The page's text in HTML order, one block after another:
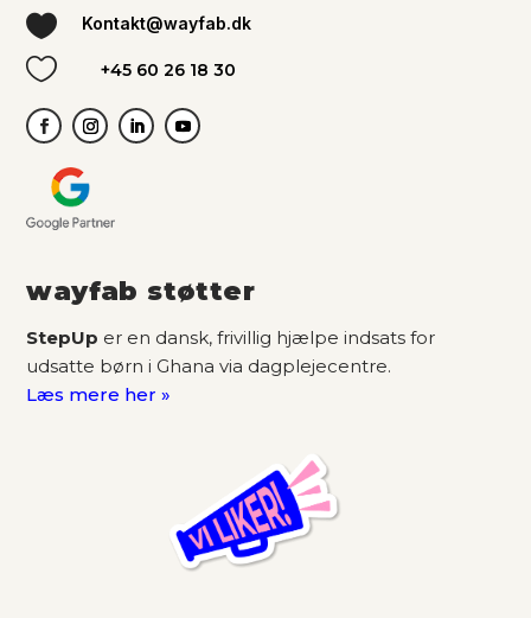
 Kontakt@wayfab.dk
 +45 60 26 18 30
wayfab støtter
StepUp er en dansk, frivillig hjælpe indsats for
udsatte børn i Ghana via dagplejecentre.
Læs mere her »